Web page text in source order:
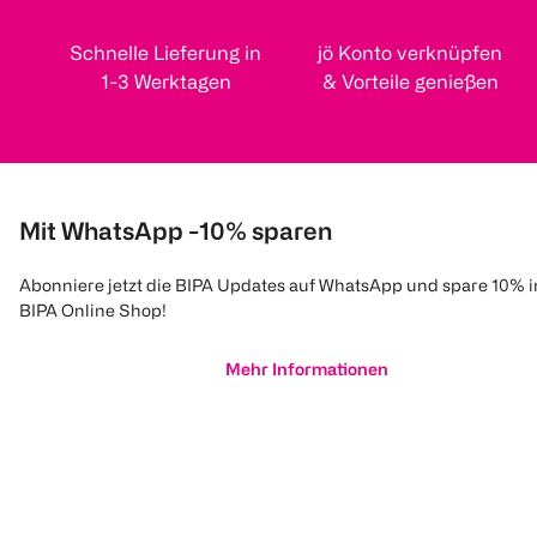
Schnelle Lieferung in
1-3 Werktagen
jö Konto verknüpfen
& Vorteile genießen
Mit WhatsApp -10% sparen
Abonniere jetzt die BIPA Updates auf WhatsApp und spare 10%
BIPA Online Shop!
Mehr Informationen